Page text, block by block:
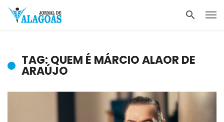
TAG: QUEM É MÁRCIO ALAOR DE
ARAÚJO